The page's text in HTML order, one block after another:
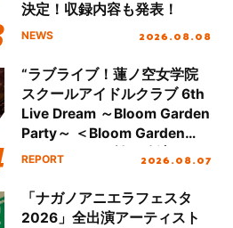
決定！収録内容も発表！
NEWS 2026.08.08
“ラブライブ！蓮ノ空女学院
スクールアイドルクラブ 6th
Live Dream ～Bloom Garden
Party～ ＜Bloom Garden
Party Stage／埼玉公演＞”
REPORT 2026.08.07
「ナガノアニエラフェスタ
2026」全出演アーティスト